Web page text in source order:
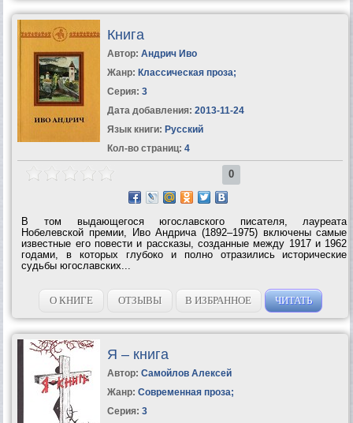
Книга
Автор: Андрич Иво
Жанр: Классическая проза;
Серия: 3
Дата добавления: 2013-11-24
Язык книги: Русский
Кол-во страниц: 4
0
В том выдающегося югославского писателя, лауреата
Нобелевской премии, Иво Андрича (1892–1975) включены самые
известные его повести и рассказы, созданные между 1917 и 1962
годами, в которых глубоко и полно отразились исторические
судьбы югославских...
О КНИГЕ ОТЗЫВЫ В ИЗБРАННОЕ ЧИТАТЬ
Я – книга
Автор: Самойлов Алексей
Жанр: Современная проза;
Серия: 3